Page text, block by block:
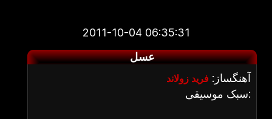
2011-10-04 06:35:31
عسل
آهنگساز: فرید زولاند
سبک موسیقی: